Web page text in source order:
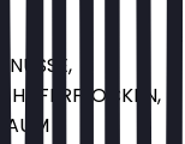
HAFERFLOCKEN,